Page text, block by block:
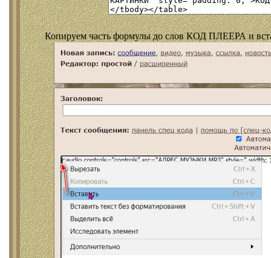
Копируем часть формулы до слов КОД ПЛЕЕРА и